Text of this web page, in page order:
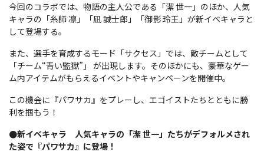
今回のコラボでは、物語の主人公である「潔 世一」のほか、人気
キャラの「糸師 凛」「凪 誠士郎」「御影 玲王」が新イベキャラと
して登場する。
また、選手を育成するモード「サクセス」では、敵チームとして
「チーム“青い監獄”」 が出現します。そのほかにも、豪華なゲー
ム内アイテムがもらえるイベントやキャンペーンを開催中。
この機会に『パワサカ』をプレーし、エゴイストたちとともに勝
利を掴もう！
●新イベキャラ 人気キャラの「潔 世一」たちがデフォルメされ
た姿で『パワサカ』に登場！